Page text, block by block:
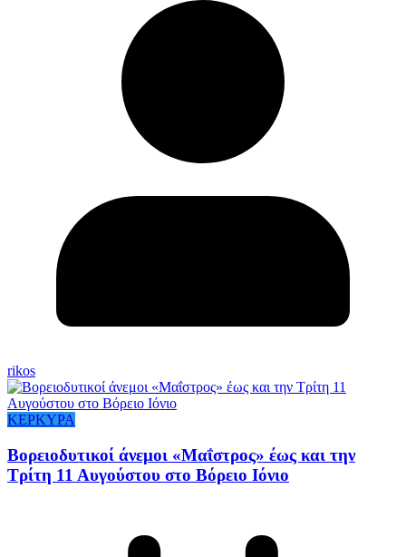
rikos
ΚΕΡΚΥΡΑ
Βορειοδυτικοί άνεμοι «Μαΐστρος» έως και την
Τρίτη 11 Αυγούστου στο Βόρειο Ιόνιο